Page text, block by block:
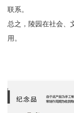
联系。
总之，陵园在社会、
用。